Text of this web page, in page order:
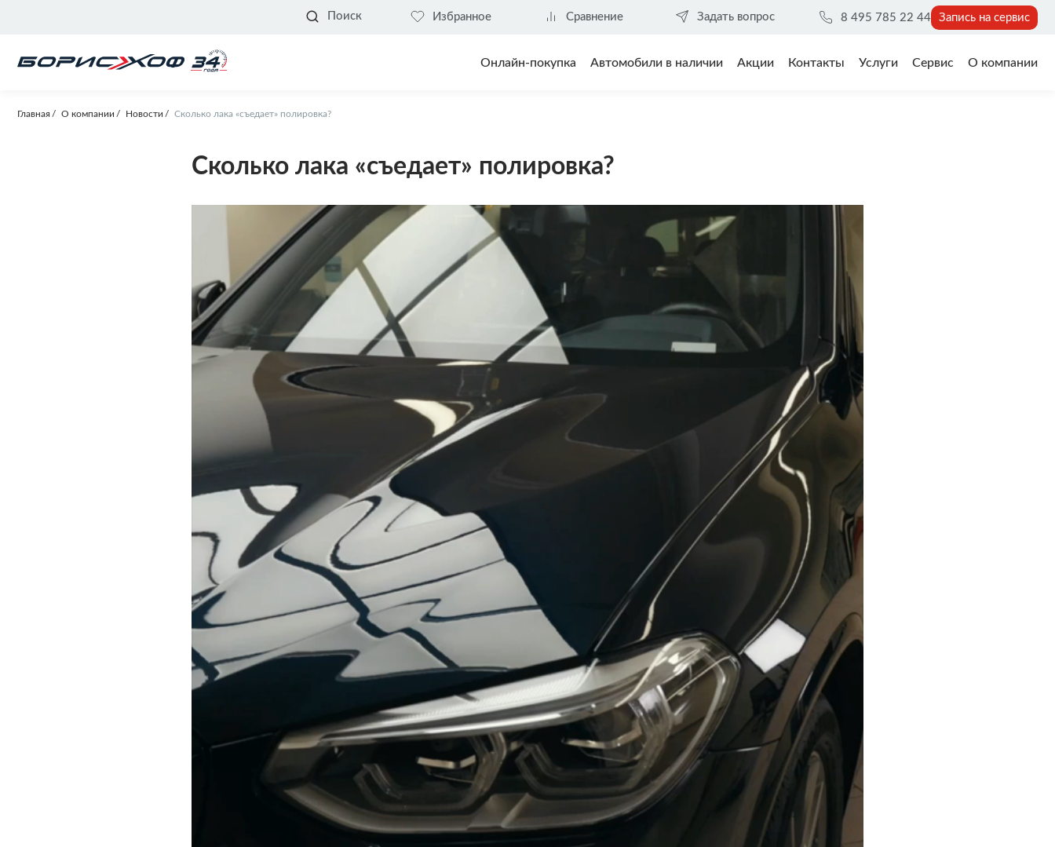
8 495 785 22 44 Запись на сервис
Поиск Избранное Сравнение Задать вопрос
Онлайн-покупка Автомобили в наличии Акции Контакты Услуги Сервис О компании
Главная О компании Новости Сколько лака «съедает» полировка?
Сколько лака «съедает» полировка?